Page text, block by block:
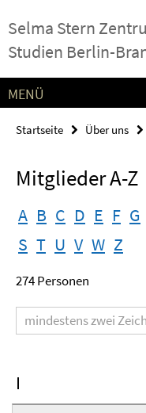
direkt
zu
Selma Stern
Studien Berlin-
Service-
Navigation
MENÜ
Startseite Über uns
Mitglieder A-Z
A B C D E F G
S T U V W Z
274 Personen
I